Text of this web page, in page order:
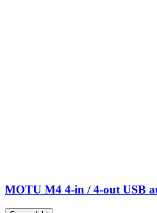
MOTU M4 4-in / 4-out USB